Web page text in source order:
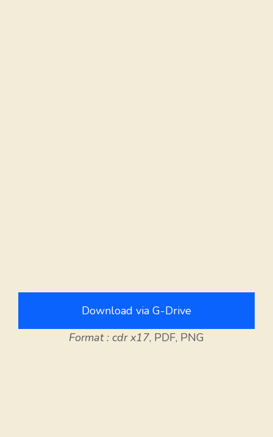
Download via G-Drive
Format : cdr x17, PDF, PNG